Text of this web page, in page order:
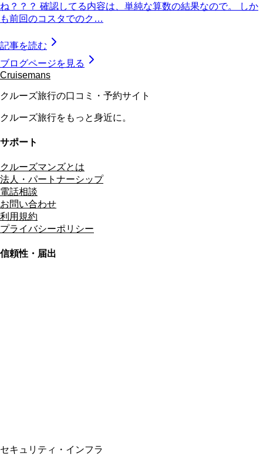
ね？？？ 確認してる内容は、単純な算数の結果なので。 しか
も前回のコスタでのク…
記事を読む
ブログページを見る
Cruisemans
クルーズ旅行の口コミ・予約サイト
クルーズ旅行をもっと身近に。
サポート
クルーズマンズとは
法人・パートナーシップ
電話相談
お問い合わせ
利用規約
プライバシーポリシー
信頼性・届出
セキュリティ・インフラ